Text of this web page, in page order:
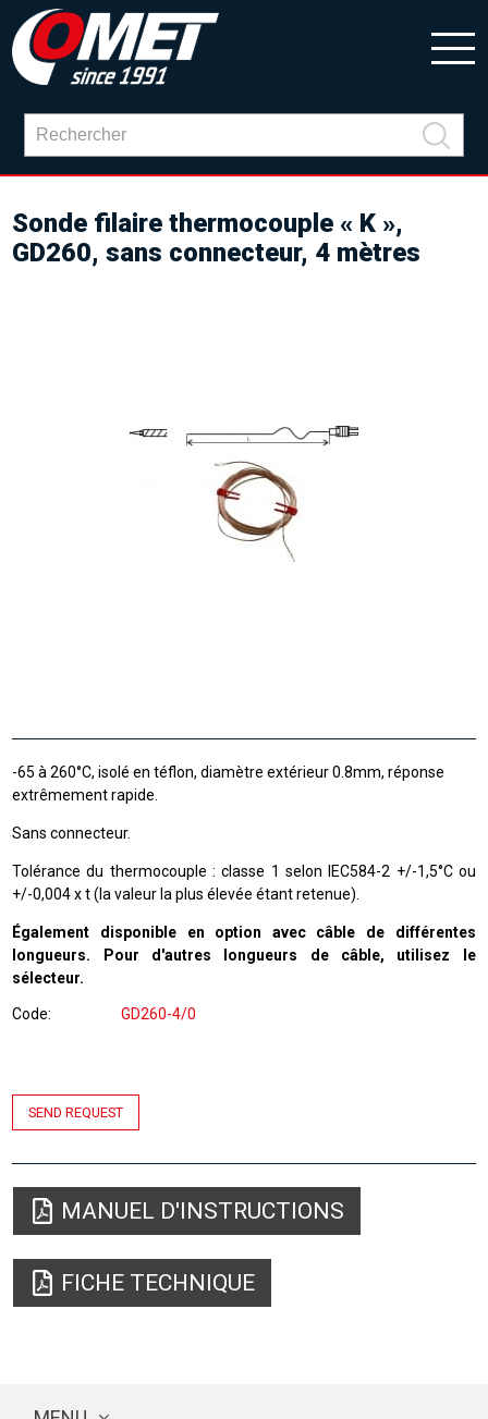
Sonde filaire thermocouple « K »,
GD260, sans connecteur, 4 mètres
-65 à 260°C, isolé en téflon, diamètre extérieur 0.8mm, réponse
extrêmement rapide.
Sans connecteur.
Tolérance du thermocouple : classe 1 selon IEC584-2 +/-1,5°C ou
+/-0,004 x t (la valeur la plus élevée étant retenue).
Également disponible en option avec câble de différentes
longueurs. Pour d'autres longueurs de câble, utilisez le
sélecteur.
Code GD260-4/0
SEND REQUEST
MANUEL D'INSTRUCTIONS
FICHE TECHNIQUE